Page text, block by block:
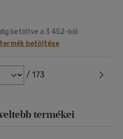
betöltve a 3 452-ből
betöltése
/ 173
termékei